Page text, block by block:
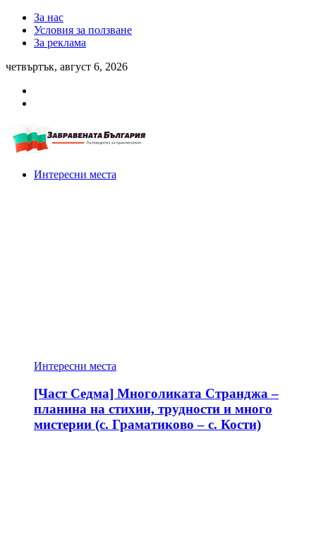
За нас
Условия за ползване
За реклама
четвъртък, август 6, 2026
Интересни места
Интересни места
[Част Седма] Многоликата Странджа –
планина на стихии, трудности и много
мистерии (с. Граматиково – с. Кости)